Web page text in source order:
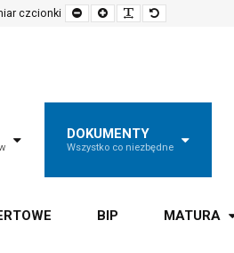
czcionki
Set
smaller
Set
larger
Make
font
Set
default
DOKUMENTY
Wszystko co niezbędne
BIP MATURA